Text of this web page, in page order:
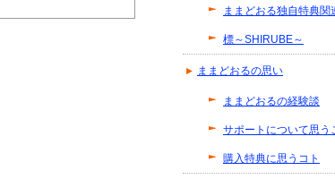
ままどおる独自特典関
標～SHIRUBE～
ままどおるの思い
ままどおるの経験談
サポートについて思う
購入特典に思うコト